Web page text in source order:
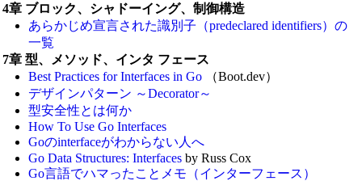
4章 ブロック、シャドーイング、制御構造
あらかじめ宣言された識別子（predeclared identifiers）の
一覧
7章 型、メソッド、インタ フェース
Best Practices for Interfaces in Go
（Boot.dev）
デザインパターン ～Decorator～
型安全性とは何か
How To Use Go Interfaces
Goのinterfaceがわからない人へ
Go Data Structures: Interfaces by Russ Cox
Go言語でハマったことメモ（インターフェース）